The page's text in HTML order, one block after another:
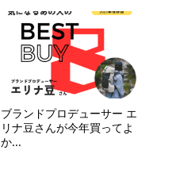
ブランドプロデューサー エ
リナ豆さんが今年買ってよ
か...